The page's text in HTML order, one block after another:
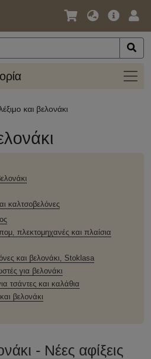
Γλώσσα
Νόμισμα
Κύρια
ανά
και βελονάκι
καλτσοβελόνες
πλεκτομηχανές και πλαίσια
και βελονάκι, Stoklasa
για βελονάκι
τσάντες και καλάθια
βελονάκι
- Νέες αφίξεις